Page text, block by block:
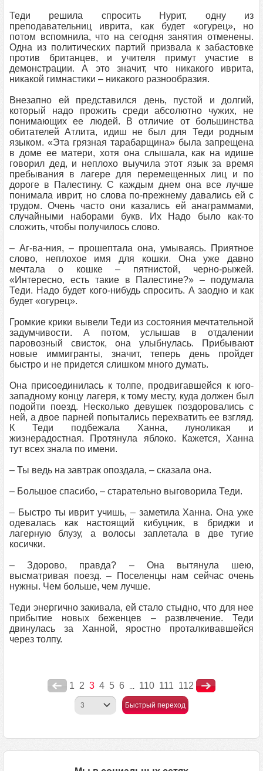
Теди решила спросить Нурит, одну из
преподавательниц иврита, как будет «огурец», но
потом вспомнила, что на сегодня занятия отменены.
Одна из политических партий призвала к забастовке
против британцев, и учителя примут участие в
демонстрации. А это значит, что никакого иврита,
никакой гимнастики – никакого разнообразия.
Внезапно ей представился день, пустой и долгий,
который надо прожить среди абсолютно чужих, не
понимающих ее людей. В отличие от большинства
обитателей Атлита, идиш не был для Теди родным
языком. «Эта грязная тарабарщина» была запрещена
в доме ее матери, хотя она слышала, как на идише
говорил дед, и неплохо выучила этот язык за время
пребывания в лагере для перемещенных лиц и по
дороге в Палестину. С каждым днем она все лучше
понимала иврит, но слова по-прежнему давались ей с
трудом. Очень часто они казались ей анаграммами,
случайными наборами букв. Их Надо было как-то
сложить, чтобы получилось слово.
– Аг-ва-ния, – прошептала она, умываясь. Приятное
слово, неплохое имя для кошки. Она уже давно
мечтала о кошке – пятнистой, черно-рыжей.
«Интересно, есть такие в Палестине?» – подумала
Теди. Надо будет кого-нибудь спросить. А заодно и как
будет «огурец».
Громкие крики вывели Теди из состояния мечтательной
задумчивости. А потом, услышав в отдалении
паровозный свисток, она улыбнулась. Прибывают
новые иммигранты, значит, теперь день пройдет
быстро и не придется слишком много думать.
Она присоединилась к толпе, продвигавшейся к юго-
западному концу лагеря, к тому месту, куда должен был
подойти поезд. Несколько девушек поздоровались с
ней, а двое парней попытались перехватить ее взгляд.
К Теди подбежала Ханна, луноликая и
жизнерадостная. Протянула яблоко. Кажется, Ханна
тут всех знала по имени.
– Ты ведь на завтрак опоздала, – сказала она.
– Большое спасибо, – старательно выговорила Теди.
– Быстро ты иврит учишь, – заметила Ханна. Она уже
одевалась как настоящий кибуцник, в бриджи и
лагерную блузу, а волосы заплетала в две тугие
косички.
– Здорово, правда? – Она вытянула шею,
высматривая поезд. – Поселенцы нам сейчас очень
нужны. Чем больше, чем лучше.
Теди энергично закивала, ей стало стыдно, что для нее
прибытие новых беженцев – развлечение. Теди
двинулась за Ханной, яростно проталкивавшейся
через толпу.
1 2 3 4 5 6 ... 110 111 112
Быстрый переход